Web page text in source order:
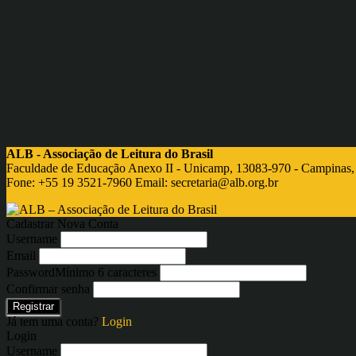
ALB - Associação de Leitura do Brasil
Faculdade de Educação Anexo II - Unicamp, 13083-970 - Campinas,
Fone: +55 19 3521-7960 Email: secretaria@alb.org.br
Cadastrar Nova Conta
Username
Email
PasswordMínimo 6 caracteres
Confirmar senha
Registrar
Já tem uma conta? Login
Login
Username